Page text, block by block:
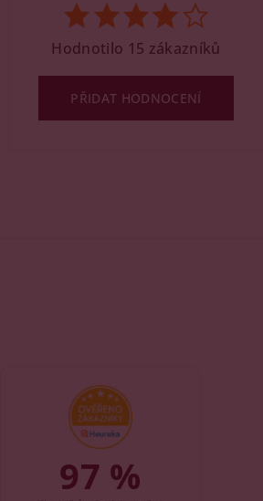
Hodnotilo 15 zákazníků
PŘIDAT HODNOCENÍ
97 %